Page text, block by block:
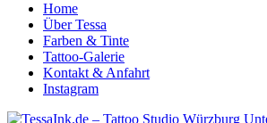
Home
Über Tessa
Farben & Tinte
Tattoo-Galerie
Kontakt & Anfahrt
Instagram